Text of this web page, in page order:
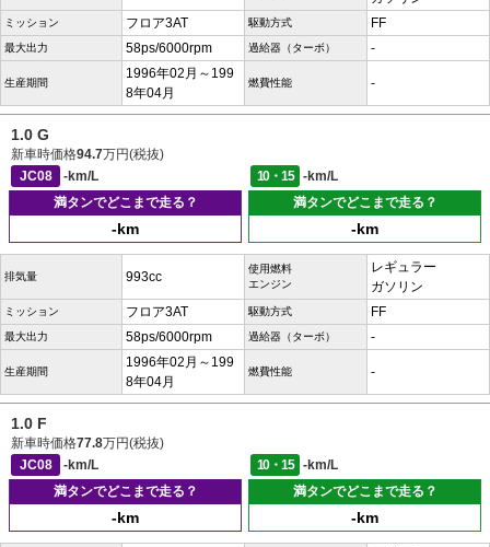
ミッション フロア3AT 駆動方式 FF
最大出力 58ps/6000rpm 過給器（ターボ） -
生産期間
1996年02月～199
8年04月
燃費性能 -
1.0 G
新車時価格94.7万円(税抜)
JC08
-km/L 10・15
-km/L
満タンでどこまで走る？
-km
満タンでどこまで走る？
-km
排気量 993cc
使用燃料
エンジン
レギュラー
ガソリン
ミッション フロア3AT 駆動方式 FF
最大出力 58ps/6000rpm 過給器（ターボ） -
生産期間
1996年02月～199
8年04月
燃費性能 -
1.0 F
新車時価格77.8万円(税抜)
JC08
-km/L 10・15
-km/L
満タンでどこまで走る？
-km
満タンでどこまで走る？
-km